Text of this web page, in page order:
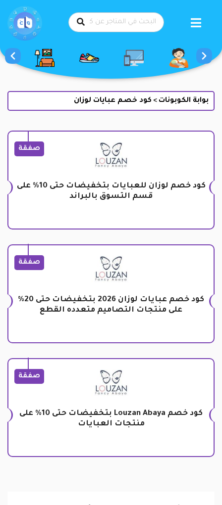
بوابة الكوبونات > كود خصم عبايات لوزان
صفقة
كود خصم لوزان للعبايات بتخفيضات حتى 10% على
قسم التسوق بالبراند
صفقة
كود خصم عبايات لوزان 2026 بتخفيضات حتى 20%
على منتجات التصاميم متعدده القطع
صفقة
كود خصم Louzan Abaya بتخفيضات حتى 10% على
منتجات العبايات